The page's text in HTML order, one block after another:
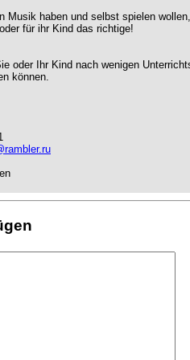
Musik haben und selbst spielen
für ihr Kind das richtige!
oder Ihr Kind nach wenigen
können.